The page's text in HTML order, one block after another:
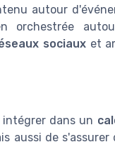
autour
orchestrée
sociauxet
dans un
aussi de